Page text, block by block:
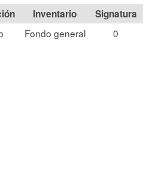
Signatura
Fondo general 0